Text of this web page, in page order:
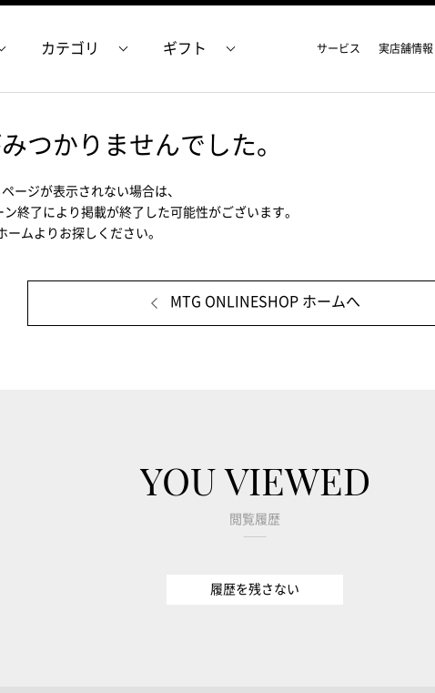
カテゴリ ギフト サービス 実店舗情報
つかりませんでした。
ージが表示されない場合は、
終了により掲載が終了した可能性がございます。
ームよりお探しください。
MTG ONLINESHOP ホームへ
YOU VIEWED
閲覧履歴
履歴を残さない